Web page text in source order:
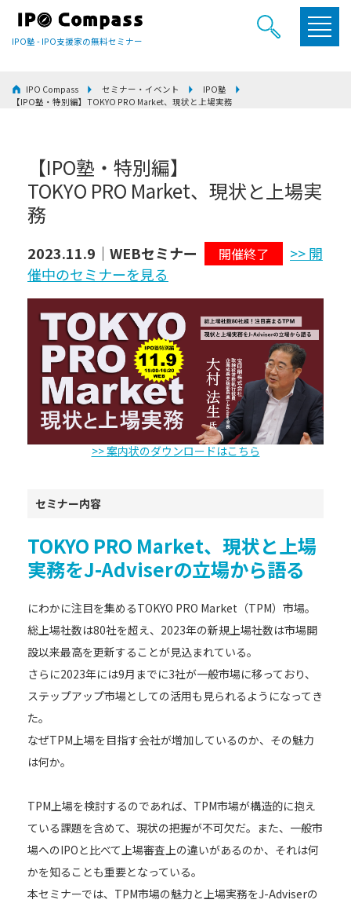
IPO塾 - IPO支援家の無料セミナー
IPO Compass セミナー・イベント
IPO塾
【IPO塾・特別編】TOKYO PRO Market、現状と上場実務
【IPO塾・特別編】
TOKYO PRO Market、現状と上場実
務
2023.11.9｜WEBセミナー 開催終了
>> 開
催中のセミナーを見る
>> 案内状のダウンロードはこちら
セミナー内容
TOKYO PRO Market、現状と上場
実務をJ-Adviserの立場から語る
にわかに注目を集めるTOKYO PRO Market（TPM）市場。
総上場社数は80社を超え、2023年の新規上場社数は市場開
設以来最高を更新することが見込まれている。
さらに2023年には9月までに3社が一般市場に移っており、
ステップアップ市場としての活用も見られるようになってき
た。
なぜTPM上場を目指す会社が増加しているのか、その魅力
は何か。
TPM上場を検討するのであれば、TPM市場が構造的に抱え
ている課題を含めて、現状の把握が不可欠だ。また、一般市
場へのIPOと比べて上場審査上の違いがあるのか、それは何
かを知ることも重要となっている。
本セミナーでは、TPM市場の魅力と上場実務をJ-Adviserの